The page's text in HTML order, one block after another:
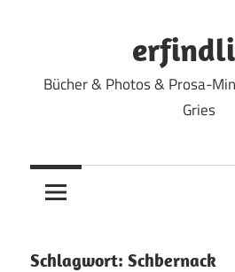
Bücher & Photos & Prosa-
Gries
Schlagwort: Schbernack